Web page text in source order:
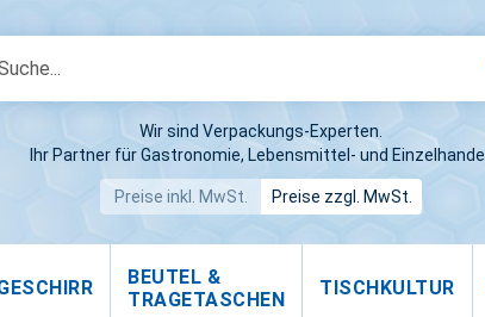
Wir sind Verpackungs-Experten.
Ihr Partner für Gastronomie, Lebensmittel- und Einzelhandel.
Preise inkl. MwSt. Preise zzgl. MwSt.
BEUTEL &
TRAGETASCHEN
TISCHKULTUR